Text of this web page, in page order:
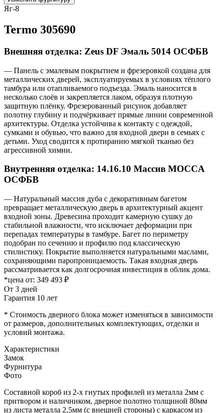
Яг-8
Termo 305690
Внешняя отделка: Zeus DF Эмаль 5014 ОСФБВ
— Панель с эмалевым покрытием и фрезеровкой создана для
металлических дверей, эксплуатируемых в условиях тёплого
тамбура или отапливаемого подъезда. Эмаль наносится в
несколько слоёв и закрепляется лаком, образуя плотную
защитную плёнку. Фрезерованный рисунок добавляет
полотну глубину и подчёркивает прямые линии современной
архитектуры. Отделка устойчива к контакту с одеждой,
сумками и обувью, что важно для входной двери в семьях с
детьми. Уход сводится к протиранию мягкой тканью без
агрессивной химии.
Внутренняя отделка: 14.16.10 Массив MOCCA
ОСФБВ
— Натуральный массив дуба с декоративным багетом
превращает металлическую дверь в архитектурный акцент
входной зоны. Древесина проходит камерную сушку до
стабильной влажности, что исключает деформации при
перепадах температуры в тамбуре. Багет по периметру
подобран по сечению и профилю под классическую
стилистику. Покрытие выполняется натуральными маслами,
сохраняющими паропроницаемость. Такая входная дверь
рассматривается как долгосрочная инвестиция в облик дома.
*цена от: 349 493 ₽
От 3 дней
Гарантия 10 лет
* Стоимость дверного блока может изменяться в зависимости
от размеров, дополнительных комплектующих, отделки и
условий монтажа.
Характеристики
Замок
Фурнитура
Фото
Составной короб из 2-х гнутых профилей из металла 2мм с
притвором и наличником, дверное полотно толщиной 80мм
из листа металла 2,5мм (с внешней стороны) c каркасом из